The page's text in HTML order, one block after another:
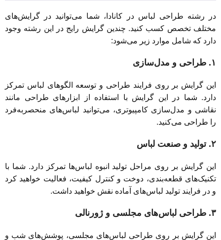
در رشته طراحی لباس در کانادا، شما می‌توانید در گرایش‌های
مختلف تخصص کسب کنید. چندین گرایش رایج در این رشته وجود
دارد که شامل موارد زیر می‌شود:
۱. طراحی و مدل‌سازی
این گرایش بر روی فرایند طراحی و توسعه الگوهای لباس تمرکز
دارد. شما در این گرایش با استفاده از ابزارهای طراحی مانند
نقاشی و مدل‌سازی کامپیوتری، می‌توانید لباس‌های منحصربه‌فرد
را طراحی می‌کنید.
۲. تولید و صنعت لباس
این گرایش بر روی مراحل تولید انبوه لباس‌ها تمرکز دارد. شما با
تکنیک‌های قطعه‌بندی، دوخت و کنترل کیفیت، فعالیت خواهید کرد
و در فرایند تولید لباس‌های آماده نقش خواهید داشت.
۳. طراحی لباس‌های مجلسی و ژورنالی
این گرایش بر روی طراحی لباس‌های مجلسی، پوشش‌های شب و